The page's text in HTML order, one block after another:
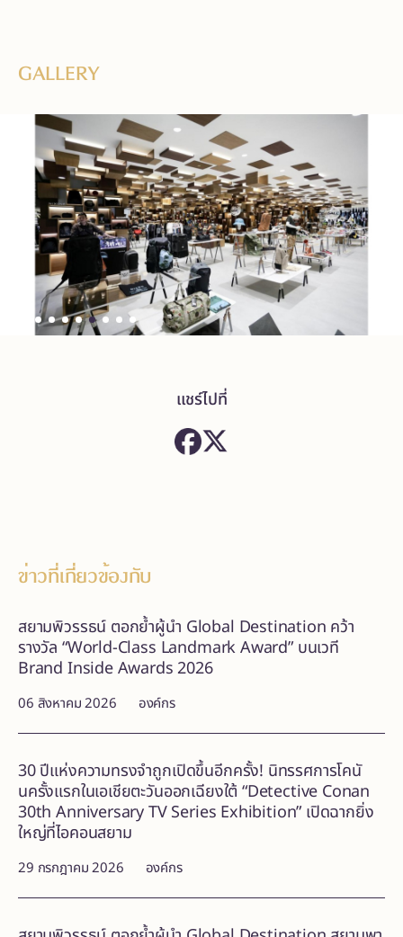
GALLERY
แชร์ไปที่
ข่าวที่เกี่ยวข้องกับ
06 สิงหาคม 2026 องค์กร
สยามพิวรรธน์ ตอกย้ำผู้นำ Global Destination คว้า
รางวัล “World-Class Landmark Award” บนเวที
Brand Inside Awards 2026
29 กรกฎาคม 2026 องค์กร
30 ปีแห่งความทรงจำถูกเปิดขึ้นอีกครั้ง! นิทรรศการโคนั
นครั้งแรกในเอเชียตะวันออกเฉียงใต้ “Detective Conan
30th Anniversary TV Series Exhibition” เปิดฉากยิ่ง
ใหญ่ที่ไอคอนสยาม